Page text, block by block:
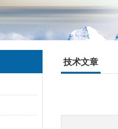
技术文章